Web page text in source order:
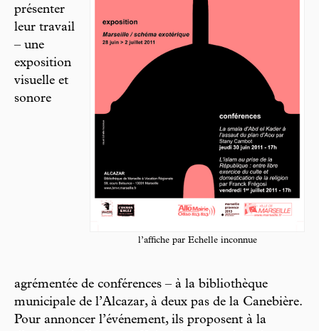
l’affiche par Echelle inconnue
présenter
leur travail
– une
exposition
visuelle et
sonore
agrémentée de conférences – à la bibliothèque
municipale de l’Alcazar, à deux pas de la Canebière.
Pour annoncer l’événement, ils proposent à la